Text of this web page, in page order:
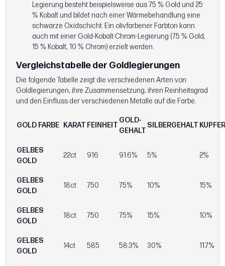
Legierung besteht beispielsweise aus 75 % Gold und 25
% Kobalt und bildet nach einer Wärmebehandlung eine
schwarze Oxidschicht. Ein olivfarbener Farbton kann
auch mit einer Gold-Kobalt-Chrom-Legierung (75 % Gold,
15 % Kobalt, 10 % Chrom) erzielt werden.
Vergleichstabelle der Goldlegierungen
Die folgende Tabelle zeigt die verschiedenen Arten von
Goldlegierungen, ihre Zusammensetzung, ihren Reinheitsgrad
und den Einfluss der verschiedenen Metalle auf die Farbe.
GOLD FARBE KARAT FEINHEIT
GOLD-
GEHALT
SILBERGEHALT
GELBES
GOLD
22ct 916 91.6% 5% 2%
GELBES
GOLD
18ct 750 75% 10% 15%
GELBES
GOLD
18ct 750 75% 15% 10%
GELBES
GOLD
14ct 585 58.3% 30% 11.7%